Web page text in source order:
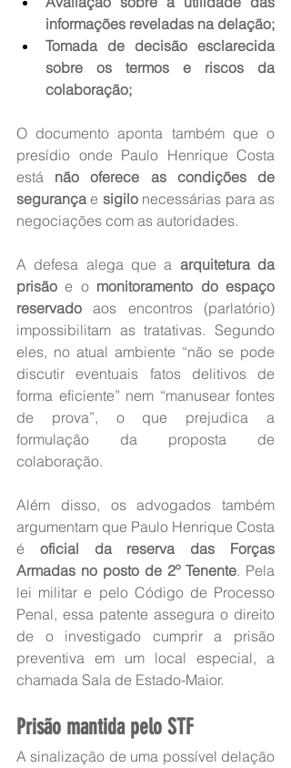
informações reveladas na delação;
Tomada de decisão esclarecida
sobre os termos e riscos da
colaboração;
O documento aponta também que o
presídio onde Paulo Henrique Costa
está não oferece as condições de
segurança e sigilo necessárias para as
negociações com as autoridades.
A defesa alega que a arquitetura da
prisão e o monitoramento do espaço
reservado aos encontros (parlatório)
impossibilitam as tratativas. Segundo
eles, no atual ambiente “não se pode
discutir eventuais fatos delitivos de
forma eficiente” nem “manusear fontes
de prova”, o que prejudica a
formulação da proposta de
colaboração.
Além disso, os advogados também
argumentam que Paulo Henrique Costa
é oficial da reserva das Forças
Armadas no posto de 2º Tenente. Pela
lei militar e pelo Código de Processo
Penal, essa patente assegura o direito
de o investigado cumprir a prisão
preventiva em um local especial, a
chamada Sala de Estado-Maior.
Prisão mantida pelo STF
A sinalização de uma possível delação